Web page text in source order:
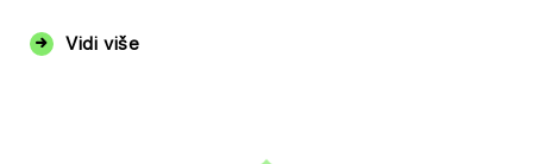
Vidi više